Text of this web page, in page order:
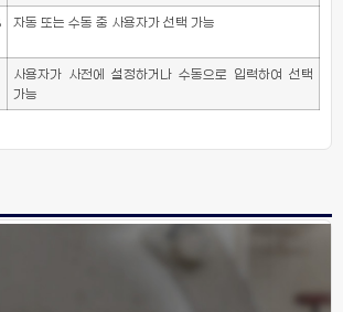
자동 또는 수동 중 사용자가 선택 가능
사용자가 사전에 설정하거나 수동으로 입력하여 선택
가능